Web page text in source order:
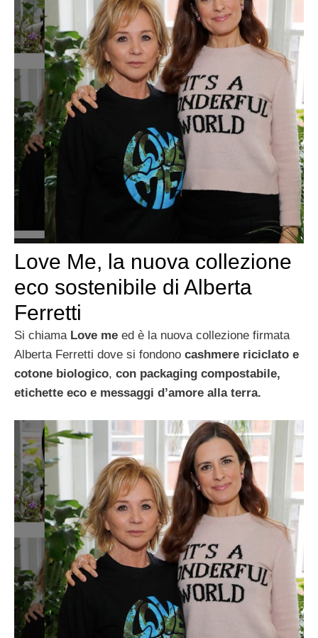
Love Me, la nuova collezione
eco sostenibile di Alberta
Ferretti
Si chiama Love me ed è la nuova collezione firmata
Alberta Ferretti dove si fondono cashmere riciclato e
cotone biologico, con packaging compostabile,
etichette eco e messaggi d’amore alla terra.